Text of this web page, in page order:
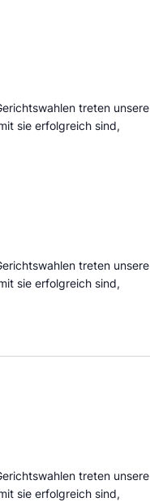
treten unsere
sie erfolgreich sind,
treten unsere
sie erfolgreich sind,
treten unsere
sie erfolgreich sind,